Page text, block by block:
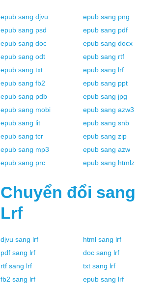
epub sang djvu epub sang png
epub sang psd epub sang pdf
epub sang doc epub sang docx
epub sang odt epub sang rtf
epub sang txt epub sang lrf
epub sang fb2 epub sang ppt
epub sang pdb epub sang jpg
epub sang mobi epub sang azw3
epub sang lit epub sang snb
epub sang tcr epub sang zip
epub sang mp3 epub sang azw
epub sang prc epub sang htmlz
Chuyển đổi sang
Lrf
djvu sang lrf html sang lrf
pdf sang lrf doc sang lrf
rtf sang lrf txt sang lrf
fb2 sang lrf epub sang lrf